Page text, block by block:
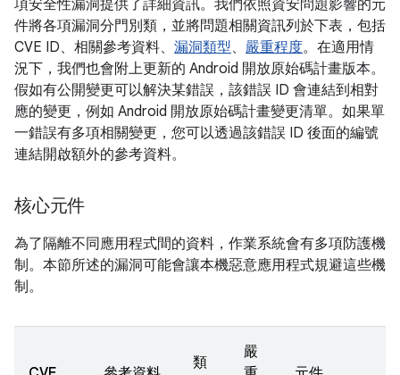
項安全性漏洞提供了詳細資訊。我們依照資安問題影響的元
件將各項漏洞分門別類，並將問題相關資訊列於下表，包括
CVE ID、相關參考資料、 漏洞類型、 嚴重程度。在適用情
況下，我們也會附上更新的 Android 開放原始碼計畫版本。
假如有公開變更可以解決某錯誤，該錯誤 ID 會連結到相對
應的變更，例如 Android 開放原始碼計畫變更清單。如果單
一錯誤有多項相關變更，您可以透過該錯誤 ID 後面的編號
連結開啟額外的參考資料。
核心元件
為了隔離不同應用程式間的資料，作業系統會有多項防護機
制。本節所述的漏洞可能會讓本機惡意應用程式規避這些機
制。
類
嚴